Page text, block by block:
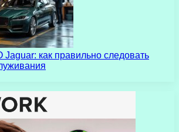
как правильно следовать